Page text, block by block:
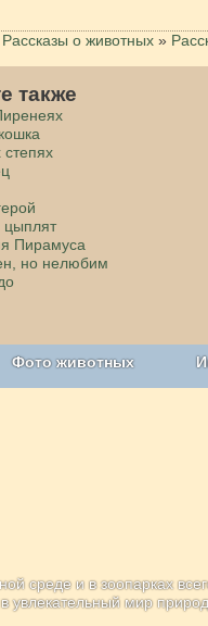
Рассказы о животных »
также
степях
цыплят
Пирамуса
но нелюбим
Фото животных
среде и в зоопарках
увлекательный мир